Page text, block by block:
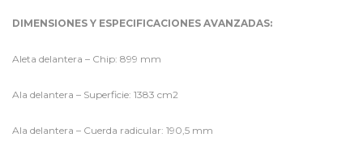
DIMENSIONES Y ESPECIFICACIONES AVANZADAS:
Aleta delantera – Chip: 899 mm
Ala delantera – Superficie: 1383 cm2
Ala delantera – Cuerda radicular: 190,5 mm